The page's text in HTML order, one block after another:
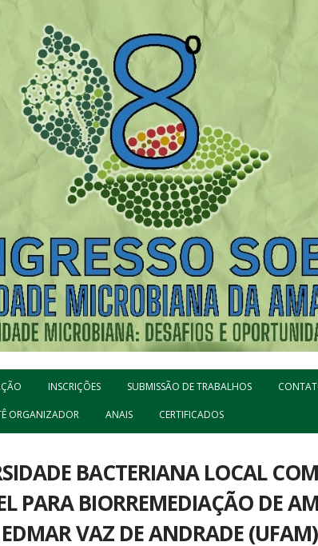
INSCRIÇÕES SUBMISSÃO DE TRABALHOS
ORGANIZADOR ANAIS CERTIFICADOS
BACTERIANA LOCAL
PARA BIORREMEDIAÇÃO DE
VAZ DE ANDRADE (UFAM)